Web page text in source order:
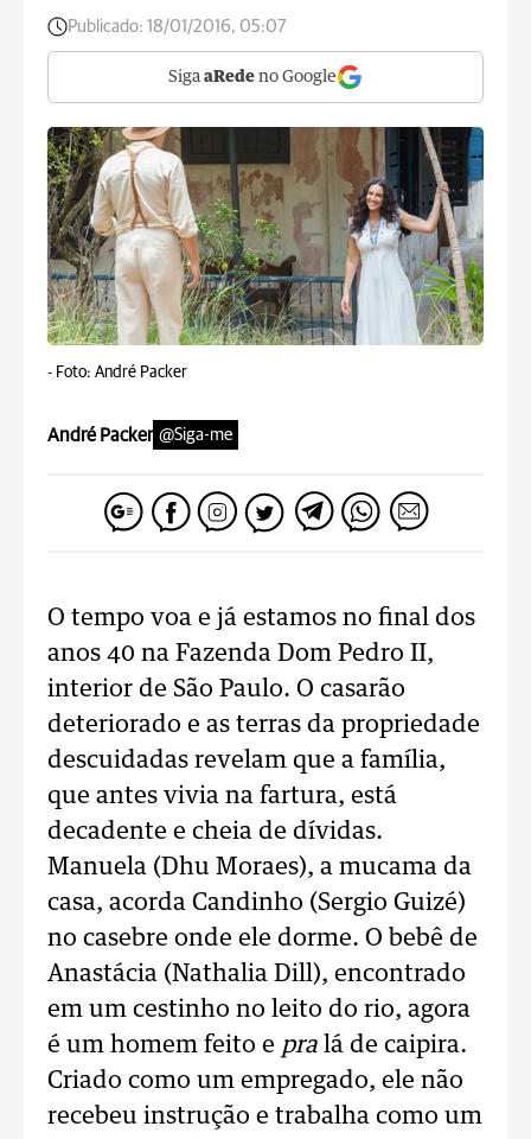
Publicado: 18/01/2016, 05:07
Siga aRede no Google
- Foto: André Packer
André Packer @Siga-me
O tempo voa e já estamos no final dos
anos 40 na Fazenda Dom Pedro II,
interior de São Paulo. O casarão
deteriorado e as terras da propriedade
descuidadas revelam que a família,
que antes vivia na fartura, está
decadente e cheia de dívidas.
Manuela (Dhu Moraes), a mucama da
casa, acorda Candinho (Sergio Guizé)
no casebre onde ele dorme. O bebê de
Anastácia (Nathalia Dill), encontrado
em um cestinho no leito do rio, agora
é um homem feito e pra lá de caipira.
Criado como um empregado, ele não
recebeu instrução e trabalha como um